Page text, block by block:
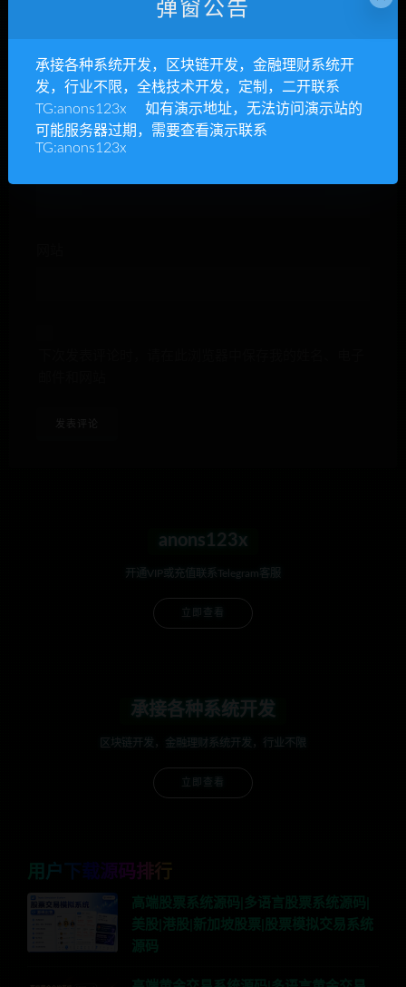
昵称*
anons123x
开通VIP或充值联系Telegram客服
立即查看
承接各种系统开发
区块链开发，金融理财系统开发，行业不限
立即查看
用户下载源码排行
高端股票系统源码|多语言股票系统源码|
美股|港股|新加坡股票|股票模拟交易系统
源码
弹窗公告
承接各种系统开发，区块链开发，金融理财系统开
发，行业不限，全栈技术开发，定制，二开联系
TG:anons123x 如有演示地址，无法访问演示站的
可能服务器过期，需要查看演示联系
TG:anons123x